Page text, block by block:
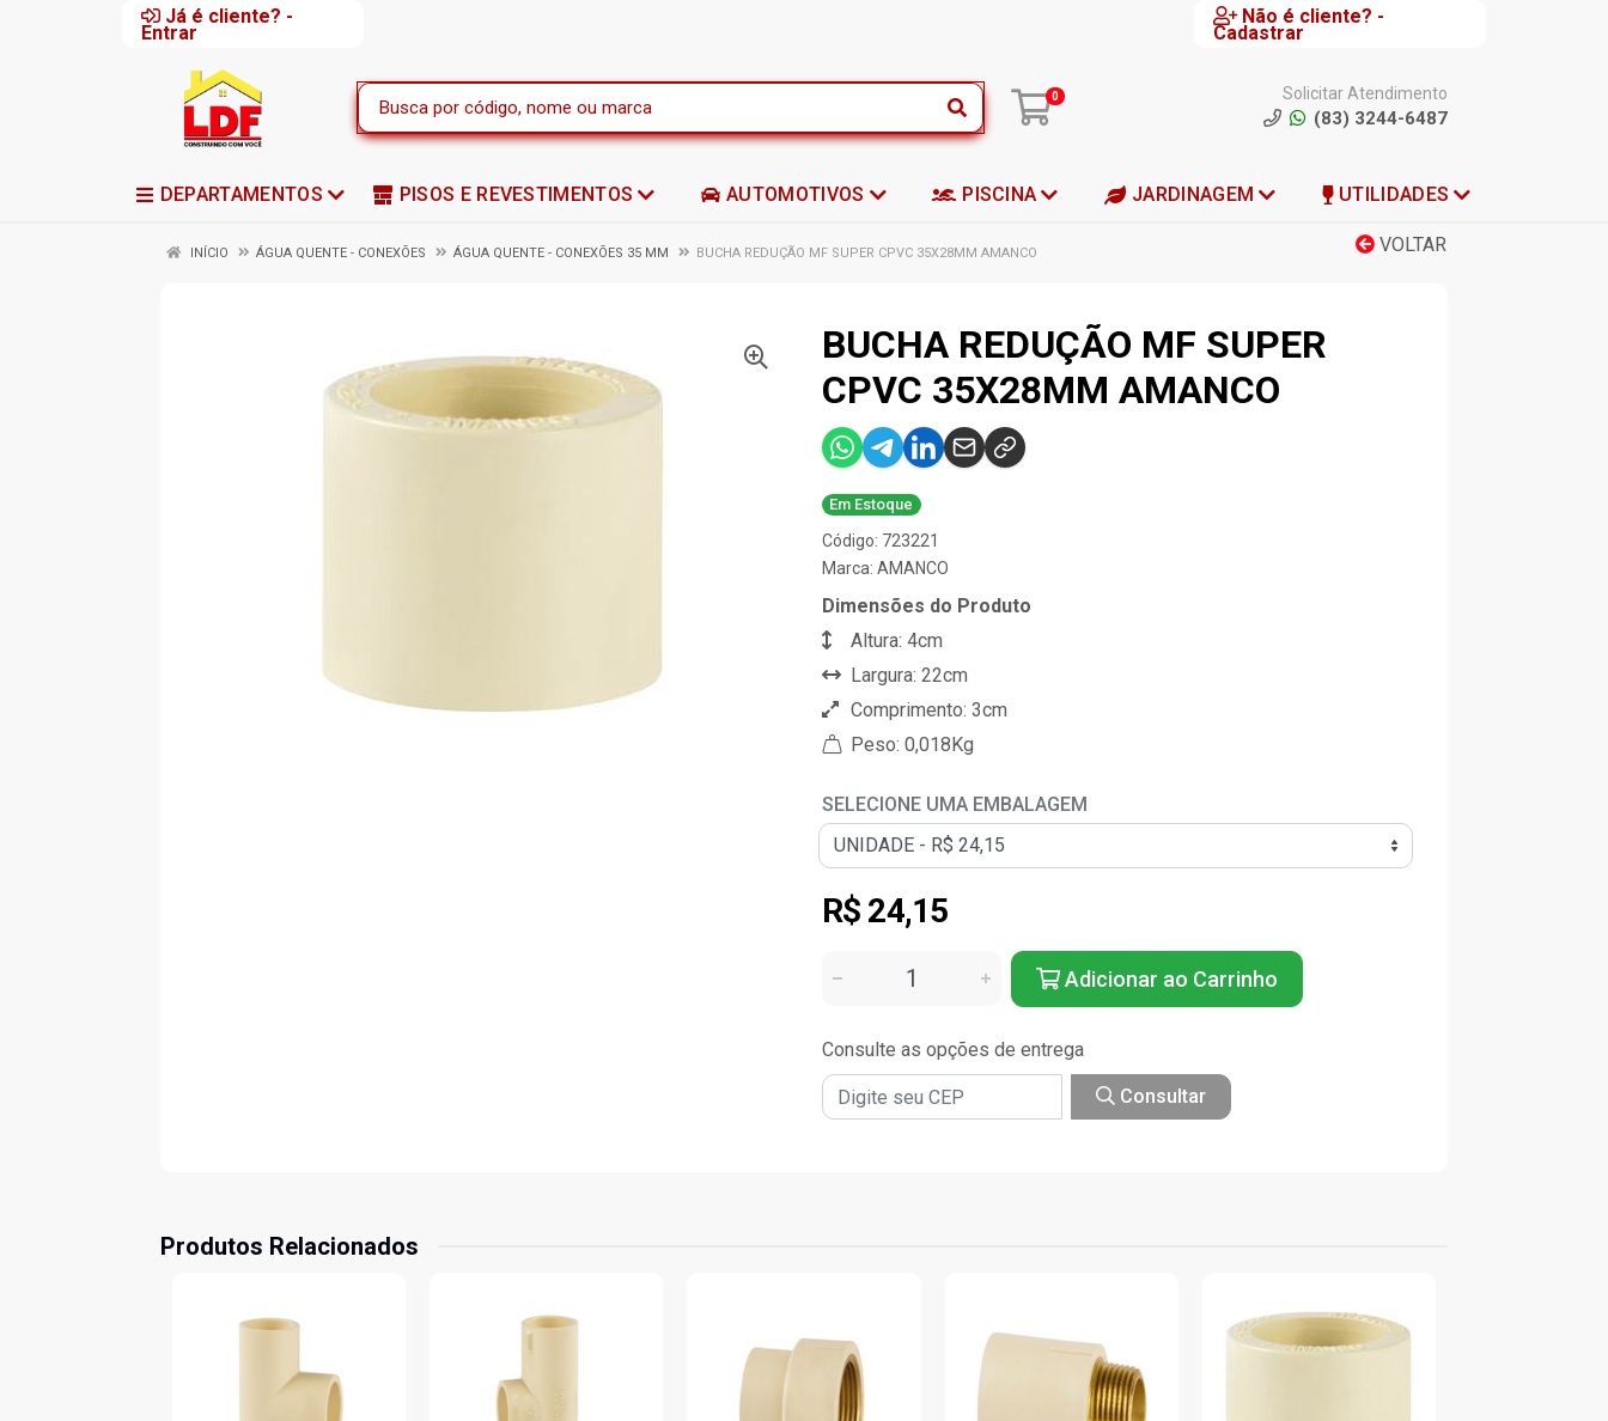
Já é cliente? -
Entrar
Não é cliente? -
Cadastrar
0 Solicitar Atendimento
(83) 3244-6487
DEPARTAMENTOS PISOS E REVESTIMENTOS AUTOMOTIVOS PISCINA JARDINAGEM UTILIDADES
VOLTAR
INÍCIO ÁGUA QUENTE - CONEXÕES ÁGUA QUENTE - CONEXÕES 35 MM BUCHA REDUÇÃO MF SUPER CPVC 35X28MM AMANCO
BUCHA REDUÇÃO MF SUPER
CPVC 35X28MM AMANCO
Em Estoque
Código: 723221
Marca: AMANCO
Dimensões do Produto
Altura: 4cm
Largura: 22cm
Comprimento: 3cm
Peso: 0,018Kg
SELECIONE UMA EMBALAGEM
R$ 24,15
Adicionar ao Carrinho
Consulte as opções de entrega
Consultar
Produtos Relacionados